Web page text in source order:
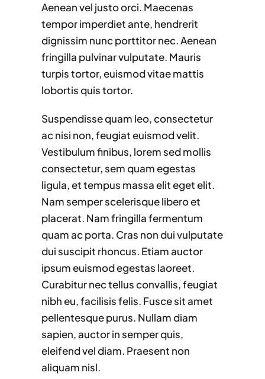
Aenean vel justo orci. Maecenas
tempor imperdiet ante, hendrerit
dignissim nunc porttitor nec. Aenean
fringilla pulvinar vulputate. Mauris
turpis tortor, euismod vitae mattis
lobortis quis tortor.
Suspendisse quam leo, consectetur
ac nisi non, feugiat euismod velit.
Vestibulum finibus, lorem sed mollis
consectetur, sem quam egestas
ligula, et tempus massa elit eget elit.
Nam semper scelerisque libero et
placerat. Nam fringilla fermentum
quam ac porta. Cras non dui vulputate
dui suscipit rhoncus. Etiam auctor
ipsum euismod egestas laoreet.
Curabitur nec tellus convallis, feugiat
nibh eu, facilisis felis. Fusce sit amet
pellentesque purus. Nullam diam
sapien, auctor in semper quis,
eleifend vel diam. Praesent non
aliquam nisl.